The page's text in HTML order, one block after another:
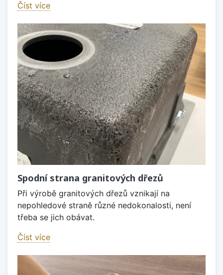
Číst více
Spodní strana granitových dřezů
Při výrobě granitových dřezů vznikají na
nepohledové straně různé nedokonalosti, není
třeba se jich obávat.
Číst více